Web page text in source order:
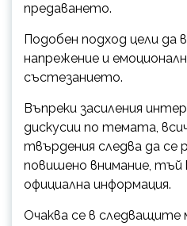
предаването.
Подобен подход цели да
напрежение и
състезанието.
Въпреки засиления
дискусии по темата,
твърдения следва да се
повишено внимание, тъй
официална информация.
Очаква се в следващите